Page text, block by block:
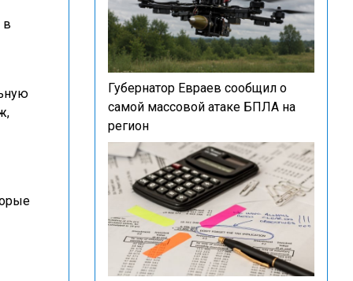
в
Губернатор Евраев сообщил о
самой массовой атаке БПЛА на
регион